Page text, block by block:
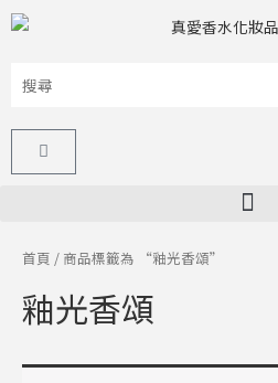
跳
購
首頁 / 商品標籤為 “釉光香頌”
釉光香頌